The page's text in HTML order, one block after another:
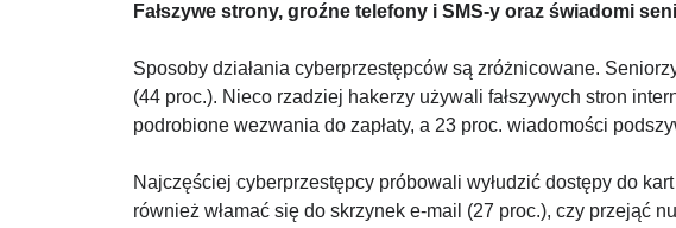
Fałszywe strony, groźne telefony i SMS-y oraz świadomi
Sposoby działania cyberprzestępców są zróżnicowane.
(44 proc.). Nieco rzadziej hakerzy używali fałszywych stron
podrobione wezwania do zapłaty, a 23 proc. wiadomości
Najczęściej cyberprzestępcy próbowali wyłudzić dostępy do
również włamać się do skrzynek e-mail (27 proc.), czy przejąć